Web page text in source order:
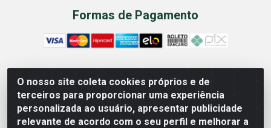
O nosso site coleta cookies próprios e de
terceiros para proporcionar uma experiência
personalizada ao usuário, apresentar publicidade
relevante de acordo com o seu perfil e melhorar a
Formas de Pagamento
Comercial Diskpan Ltda - Av. Fernando Antonio, 1911 -
Sotelandia, Cariacica/ES - CEP 29140-669 - CNPJ
02.691.482/0001-07